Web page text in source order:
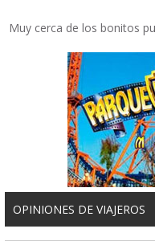
Muy cerca de los bonitos
OPINIONES DE VIAJEROS